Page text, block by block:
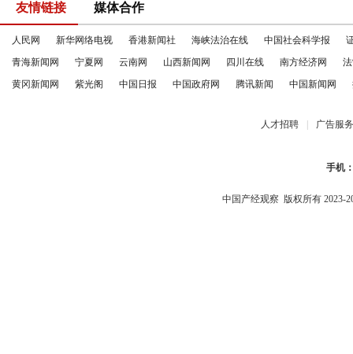
友情链接 媒体合作
人民网 新华网络电视 香港新闻社 海峡法治在线 中国社会科学报
青海新闻网
宁夏网 云南网 山西新闻网 四川在线 南方经济网
黄冈新闻网
紫光阁 中国日报 中国政府网 腾讯新闻 中国新闻网
人才招聘 广告服务
手机
中国产经观察 版权所有 2023-